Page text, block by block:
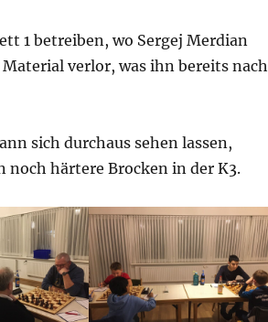
1 betreiben, wo Sergej Merdian
verlor, was ihn bereits nach
sich durchaus sehen lassen,
noch härtere Brocken in der K3.